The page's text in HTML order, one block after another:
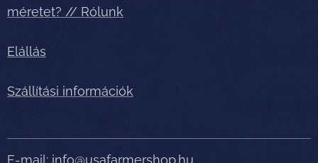
méretet? // Rólunk
Elállás
Szállítási információk
E-mail: info@usafarmershop.hu